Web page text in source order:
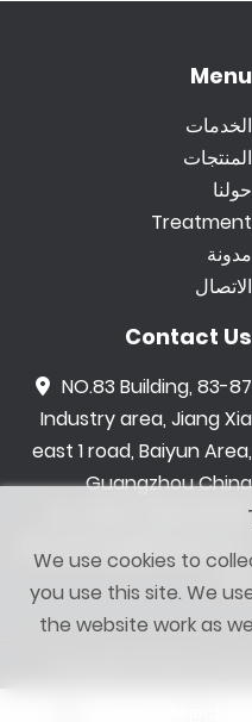
Menu
الخدمات
المنتجات
حولنا
Treatment
مدونة
الاتصال
Contact Us
NO.83 Building, 83-87
Industry area, Jiang Xia
east 1 road, Baiyun Area,
Guangzhou China
0086 -18602015159
jetwong@tbbeauty.c
Copyright © 2026 Top
We use cookies to
you use this site. We
the website work as